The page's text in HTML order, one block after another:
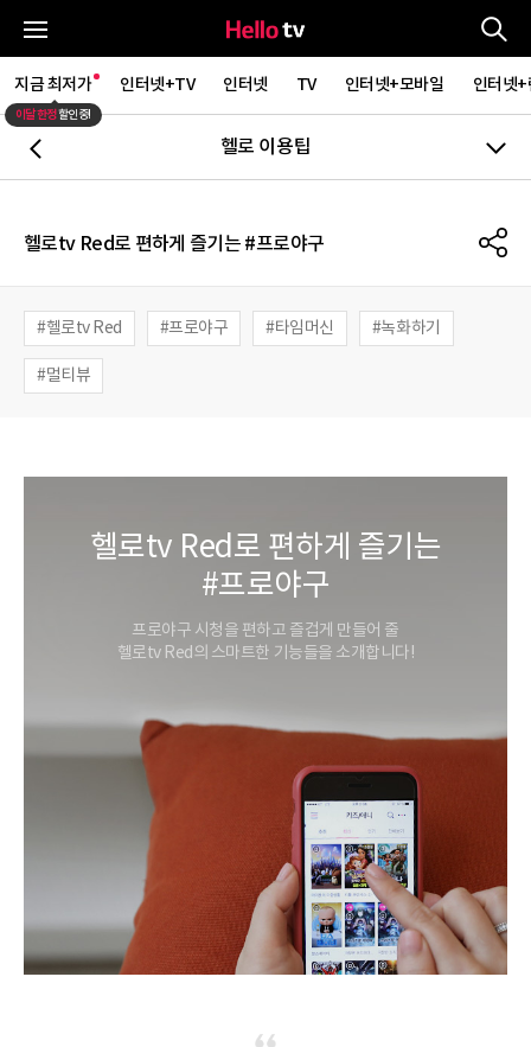
지금 최저가 인터넷+TV 인터넷 TV 인터넷+모바일 인터넷+
이달 한정할인중!
헬로 이용팁
헬로tv Red로 편하게 즐기는 #프로야구
헬로tv Red 프로야구 타임머신 녹화하기
멀티뷰
헬로tv Red로 편하게 즐기는
#프로야구
프로야구 시청을 편하고 즐겁게 만들어 줄
헬로tv Red의 스마트한 기능들을 소개합니다!